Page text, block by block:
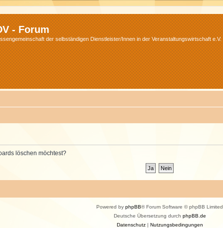
- Forum
der selbständigen Dienstleister/Innen in der Veranstaltungswirtschaft e.V.
löschen möchtest?
Powered by phpBB® Forum Software © phpBB Limited
Deutsche Übersetzung durch phpBB.de
Datenschutz| Nutzungsbedingungen